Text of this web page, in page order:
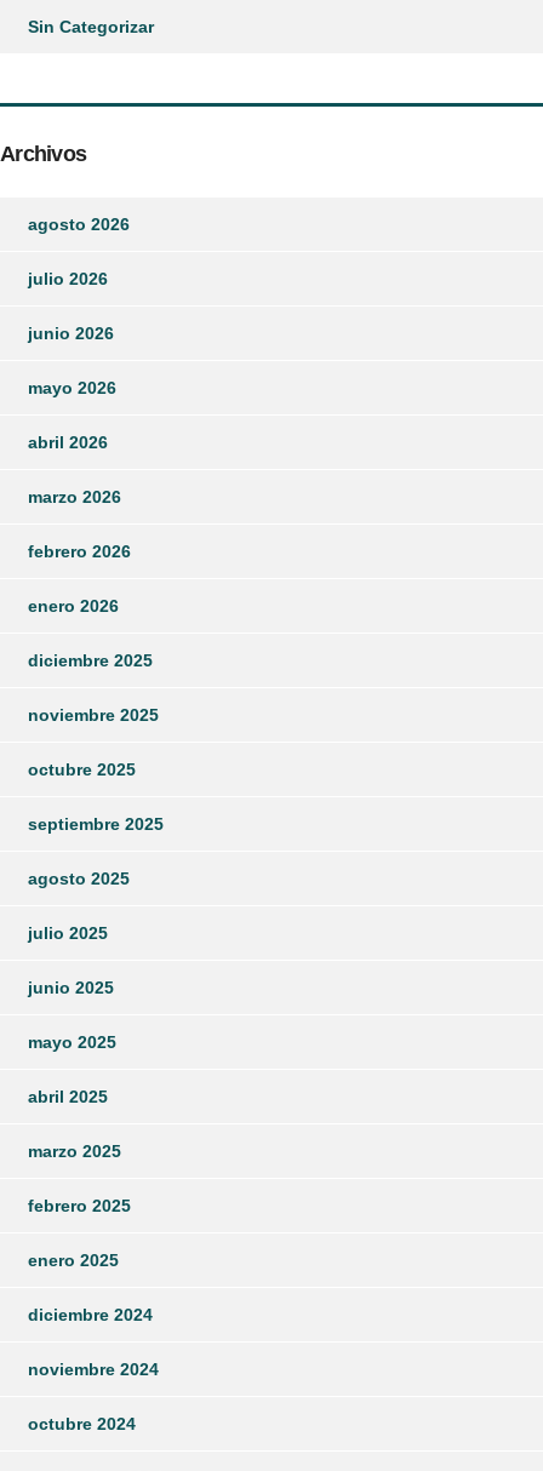
Sin Categorizar
Archivos
agosto 2026
julio 2026
junio 2026
mayo 2026
abril 2026
marzo 2026
febrero 2026
enero 2026
diciembre 2025
noviembre 2025
octubre 2025
septiembre 2025
agosto 2025
julio 2025
junio 2025
mayo 2025
abril 2025
marzo 2025
febrero 2025
enero 2025
diciembre 2024
noviembre 2024
octubre 2024